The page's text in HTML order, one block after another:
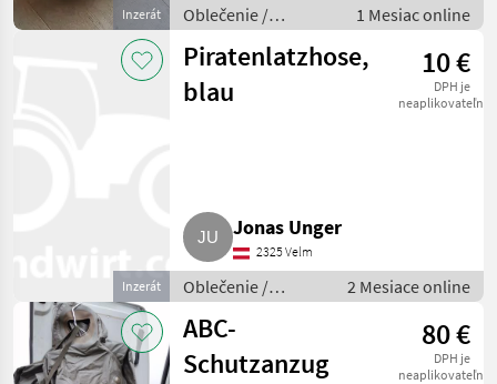
Inzerát
Oblečenie /
Poľnohospodárstvo
1 Mesiac online
Inzerát
Piratenlatzhose,
blau
10 €
DPH je
neaplikovateľné
Jonas Unger
2325 Velm
Oblečenie /
Poľnohospodárstvo
2 Mesiace online
ABC-
Schutzanzug
80 €
DPH je
neaplikovateľné